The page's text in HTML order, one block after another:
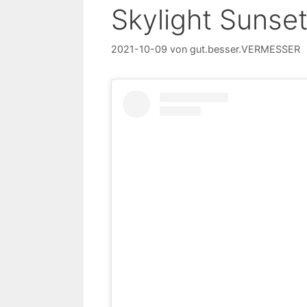
Skylight Sunset
2021-10-09 von gut.besser.VERMESSER